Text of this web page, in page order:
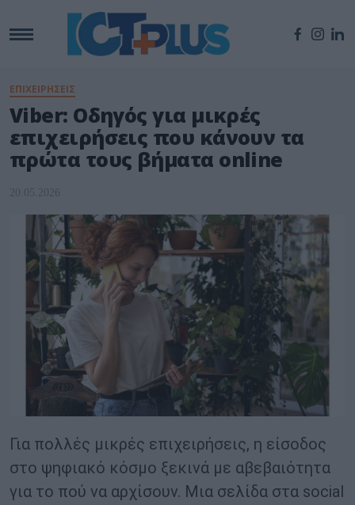
ΕΠΙΧΕΙΡΗΣΕΙΣ
Viber: Οδηγός για μικρές
επιχειρήσεις που κάνουν τα
πρώτα τους βήματα online
20.05.2026
Για πολλές μικρές επιχειρήσεις, η είσοδος
στο ψηφιακό κόσμο ξεκινά με αβεβαιότητα
για το πού να αρχίσουν. Μια σελίδα στα social